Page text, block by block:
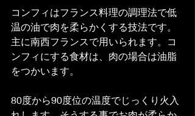
コンフィはフランス料理の調理法で低
温の油で肉を柔らかくする技法です。
主に南西フランスで用いられます。コ
ンフィにする食材は、肉の場合は油脂
をつかいます。
80度から90度位の温度でじっくり火入